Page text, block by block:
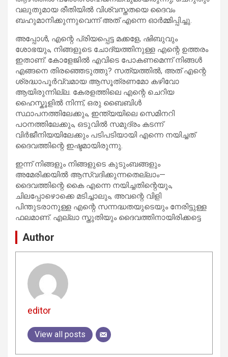
വലുതുമായ രീതിയിൽ വിശ്വസ്തതയെ ദൈവം
ബഹുമാനിക്കുന്നുവെന്ന് അത് എന്നെ ഓർമ്മിപ്പിച്ചു.
അപ്പോൾ, എന്റെ പ്രിയപ്പെട്ട മക്കളേ, ഷിബുവും
ശോഭയും, നിങ്ങളുടെ ചോദ്യത്തിനുള്ള എന്റെ ഉത്തരം
ഇതാണ്: കോളേജിൽ എവിടെ പോകണമെന്ന് നിങ്ങൾ
എങ്ങനെ തിരഞ്ഞെടുത്തു? സത്യത്തിൽ, അത് എന്റെ
ശ്രദ്ധാപൂർവ്വമായ ആസൂത്രണമോ കഴിവോ
ആയിരുന്നില്ല. കേരളത്തിലെ എന്റെ ചെറിയ
ഹൈസ്കൂളിൽ നിന്ന്, ഒരു ബൈബിൾ
സ്ഥാപനത്തിലേക്കും, ഇന്ത്യയിലെ സെമിനറി
പഠനത്തിലേക്കും, ഒടുവിൽ സമുദ്രം കടന്ന്
വിർജീനിയയിലേക്കും പടിപടിയായി എന്നെ നയിച്ചത്
ദൈവത്തിന്റെ ഇഷ്ടമായിരുന്നു.
ഇന്ന് നിങ്ങളും നിങ്ങളുടെ കുടുംബങ്ങളും
അമേരിക്കയിൽ ആസ്വദിക്കുന്നതെല്ലാം—
ദൈവത്തിന്റെ കൈ എന്നെ നയിച്ചതിന്റെയും,
ചിലപ്പോഴൊക്കെ മടിച്ചാലും, അവന്റെ വിളി
പിന്തുടരാനുള്ള എന്റെ സന്നദ്ധതയുടെയും നേരിട്ടുള്ള
ഫലമാണ്. എല്ലാ സ്തുതിയും ദൈവത്തിനായിരിക്കട്ടെ
Author
editor
View all posts